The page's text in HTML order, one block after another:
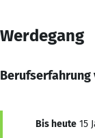
Werdegang
Berufserfahrung
Bis heute 15